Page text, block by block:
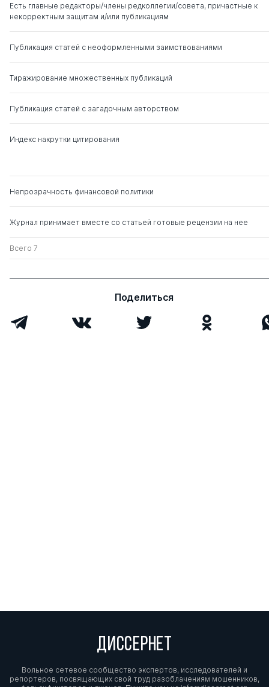
Васильевич
Юрьевич
Львович Игорь
Яковлевич
д. тех.н.
Есть главные редакторы/члены редколлегии/совета, причастные к
некорректным защитам и/или публикациям
Публикация статей с неоформленными заимствованиями
Тиражирование множественных публикаций
Публикация статей с загадочным авторством
Индекс накрутки цитирования
Непрозрачность финансовой политики
Журнал принимает вместе со статьей готовые рецензии на нее
Всего 7
Поделиться
ДИССЕРНЕТ
Вольное сетевое сообщество экспертов, исследователей и
репортеров, посвящающих свой труд разоблачениям мошенников,